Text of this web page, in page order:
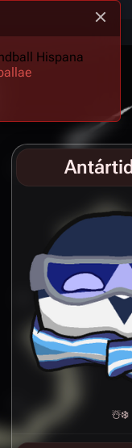
Hispana
☃️❄️